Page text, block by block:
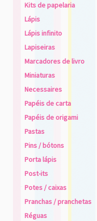
Kits de papelaria
Lápis
Lápis infinito
Lapiseiras
Marcadores de livro
Miniaturas
Necessaires
Papéis de carta
Papéis de origami
Pastas
Pins / bótons
Porta lápis
Post-its
Potes / caixas
Pranchas / pranchetas
Réguas